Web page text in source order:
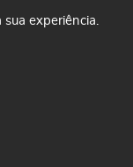
sua experiência.